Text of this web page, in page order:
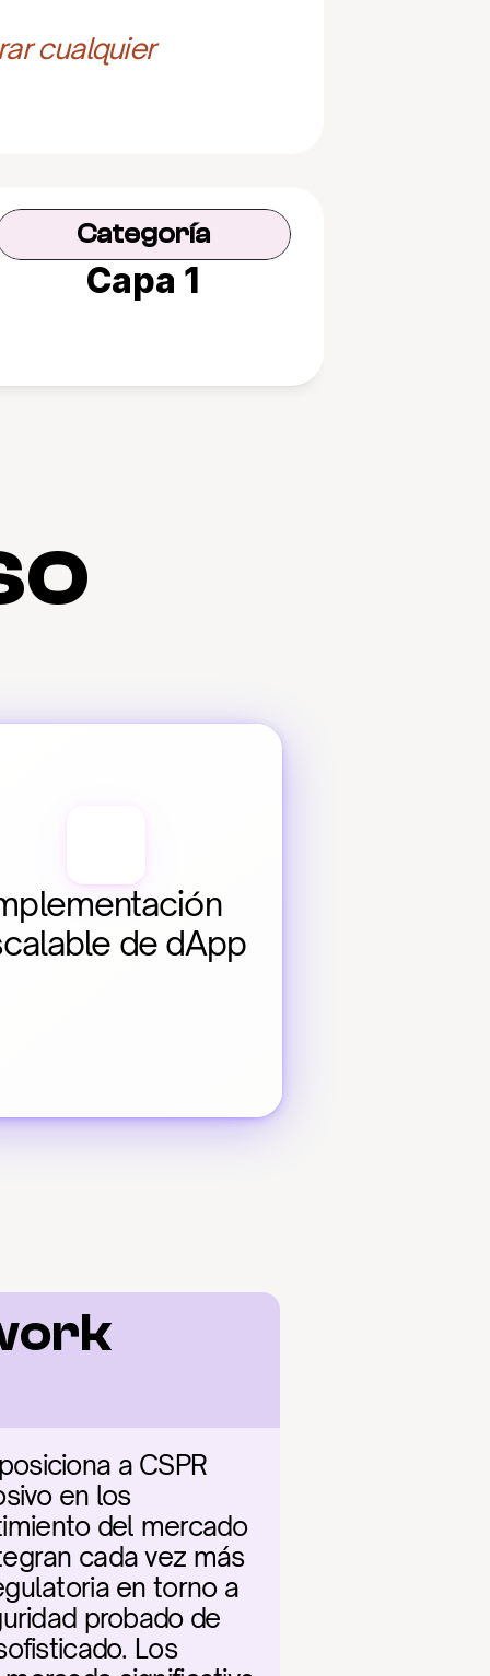
cualquier
Categoría
Capa 1
de dApp
a CSPR
en los
del mercado
cada vez más
en torno a
probado de
Los